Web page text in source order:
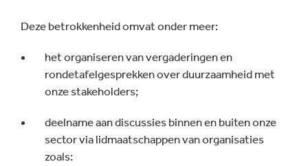
Deze betrokkenheid omvat onder meer:
het organiseren van vergaderingen en
rondetafelgesprekken over duurzaamheid met
onze stakeholders;
deelname aan discussies binnen en buiten onze
sector via lidmaatschappen van organisaties
zoals: